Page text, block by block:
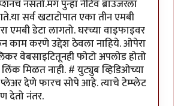
नसतो.मग पुन्हा नेटिव ब्राउजरला
सर्व खटाटोपात एका तीन एमबी
एमबी डेटा लागतो. घरच्या वाइफाइवर
काम करणे उद्देश ठेवला नाहिये. ओपेरा
वेबसाइटितूनही फोटो अपलोड होतो
मिळत नाही. # युट्युब व्हिडिओच्या
देणे फारच सोपे आहे. त्याचे टेम्प्लेट
देतो नंतर.